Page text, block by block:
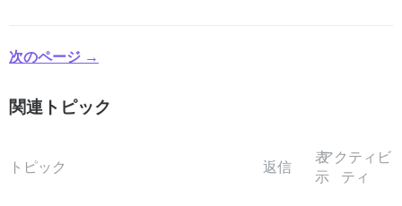
次のページ →
関連トピック
トピック 返信
表
示
アクティビ
ティ